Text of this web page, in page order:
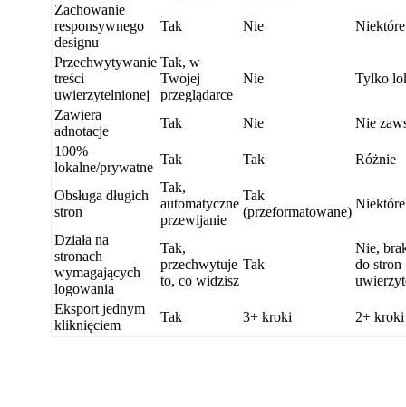
Zachowanie
responsywnego
designu
Tak Nie Niektóre
Przechwytywanie
treści
uwierzytelnionej
Tak, w
Twojej
przeglądarce
Nie Tylko
Zawiera
adnotacje
Tak Nie
Nie
100%
lokalne/prywatne
Tak Tak Różnie
Obsługa długich
stron
Tak,
automatyczne
przewijanie
Tak
(przeformatowane)
Niektóre
Działa na
stronach
wymagających
logowania
Tak,
przechwytuje
to, co widzisz
Tak
Nie,
do stron
Eksport jednym
kliknięciem
Tak 3+ kroki 2+ kroki